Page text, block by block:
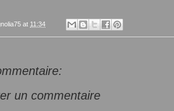
at 11:34
un commentaire